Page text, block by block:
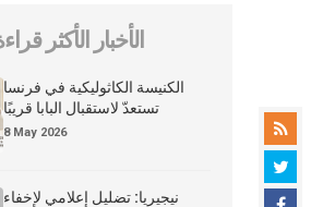
الأخبار الأكثر
الكنيسة الكاثوليكية في فرنسا
تستعدّ لاستقبال البابا قريبًا
8 May 2026
نيجيريا: تضليل إعلامي لإخفاء